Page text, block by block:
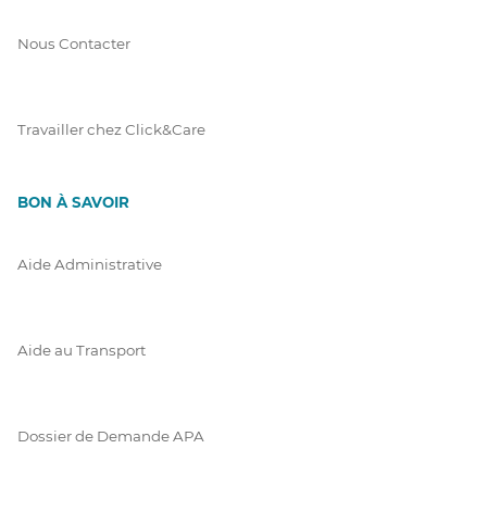
Nous Contacter
Travailler chez Click&Care
BON À SAVOIR
Aide Administrative
Aide au Transport
Dossier de Demande APA